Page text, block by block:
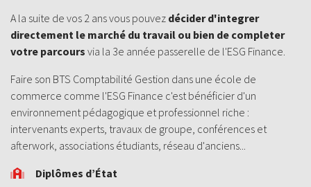
A la suite de vos 2 ans vous pouvez décider d'integrer
directement le marché du travail ou bien de completer
votre parcours via la 3e année passerelle de l'ESG Finance.
Faire son BTS Comptabilité Gestion dans une école de
commerce comme l'ESG Finance c'estbénéficier d'un
environnement pédagogique et professionnel riche :
intervenants experts, travaux de groupe, conférences et
afterwork, associations étudiants, réseau d'anciens...
Diplômes d’État